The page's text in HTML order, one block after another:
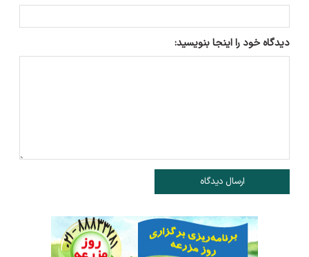
دیدگاه خود را اینجا بنویسید:
ارسال دیدگاه